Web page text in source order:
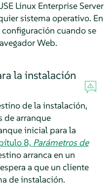
Linux Enterprise Server
sistema operativo. En
cuando se
Web.
la instalación
de la instalación,
de arranque
inicial para la
8, Parámetros de
arranca en un
a que un cliente
de instalación.